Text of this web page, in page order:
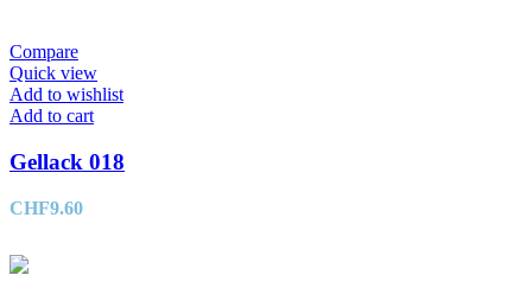
Compare
Quick view
Add to wishlist
Add to cart
Gellack 018
CHF9.60